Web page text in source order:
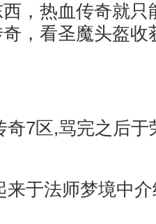
，热血传奇就只
，看圣魔头盔收
奇7区,骂完之后于
来于法师梦境中